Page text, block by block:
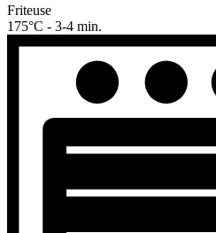
Friteuse
175°C - 3-4 min.